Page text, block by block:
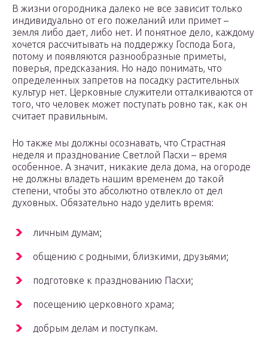
В жизни огородника далеко не все зависит только
индивидуально от его пожеланий или примет –
земля либо дает, либо нет. И понятное дело, каждому
хочется рассчитывать на поддержку Господа Бога,
потому и появляются разнообразные приметы,
поверья, предсказания. Но надо понимать, что
определенных запретов на посадку растительных
культур нет. Церковные служители отталкиваются от
того, что человек может поступать ровно так, как он
считает правильным.
Но также мы должны осознавать, что Страстная
неделя и празднование Светлой Пасхи – время
особенное. А значит, никакие дела дома, на огороде
не должны владеть нашим временем до такой
степени, чтобы это абсолютно отвлекло от дел
духовных. Обязательно надо уделить время:
личным думам;
общению с родными, близкими, друзьями;
подготовке к празднованию Пасхи;
посещению церковного храма;
добрым делам и поступкам.